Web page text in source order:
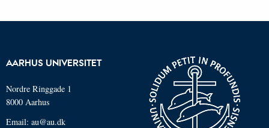
AARHUS UNIVERSITET
Nordre Ringgade 1
8000 Aarhus
Email: au@au.dk